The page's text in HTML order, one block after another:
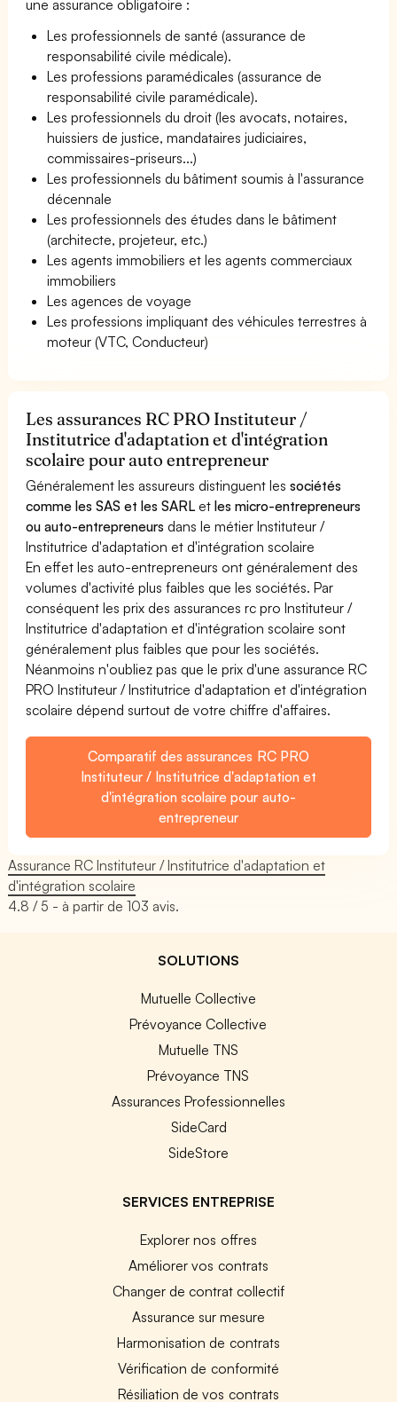
une assurance obligatoire :
Les professionnels de santé (assurance de
responsabilité civile médicale).
Les professions paramédicales (assurance de
responsabilité civile paramédicale).
Les professionnels du droit (les avocats, notaires,
huissiers de justice, mandataires judiciaires,
commissaires-priseurs...)
Les professionnels du bâtiment soumis à l'assurance
décennale
Les professionnels des études dans le bâtiment
(architecte, projeteur, etc.)
Les agents immobiliers et les agents commerciaux
immobiliers
Les agences de voyage
Les professions impliquant des véhicules terrestres à
moteur (VTC, Conducteur)
Les assurances RC PRO Instituteur /
Institutrice d'adaptation et d'intégration
scolaire pour auto entrepreneur
Généralement les assureurs distinguent lessociétés
comme les SAS et les SARL etles micro-entrepreneurs
ou auto-entrepreneurs dans le métier Instituteur /
Institutrice d'adaptation et d'intégration scolaire
En effet les auto-entrepreneurs ont généralement des
volumes d'activité plus faibles que les sociétés. Par
conséquent les prix des assurances rc pro Instituteur /
Institutrice d'adaptation et d'intégration scolaire sont
généralement plus faibles que pour les sociétés.
Néanmoins n'oubliez pas que le prix d'une assurance RC
PRO Instituteur / Institutrice d'adaptation et d'intégration
scolaire dépend surtout de votre chiffre d'affaires.
Comparatif des assurances RC PRO
Instituteur / Institutrice d'adaptation et
d'intégration scolaire pour auto-
entrepreneur
Assurance RC Instituteur / Institutrice d'adaptation et
d'intégration scolaire
4.8 / 5 - à partir de103 avis.
SOLUTIONS
Mutuelle Collective
Prévoyance Collective
Mutuelle TNS
Prévoyance TNS
Assurances Professionnelles
SideCard
SideStore
SERVICES ENTREPRISE
Explorer nos offres
Améliorer vos contrats
Changer de contrat collectif
Assurance sur mesure
Harmonisation de contrats
Vérification de conformité
Résiliation de vos contrats